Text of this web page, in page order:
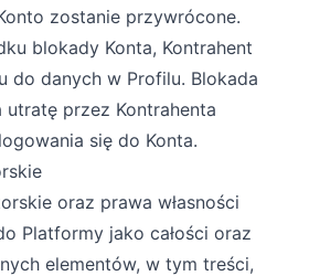
zostanie przywrócone.
blokady Konta, Kontrahent
do danych w Profilu. Blokada
utratę przez Kontrahenta
się do Konta.
oraz prawa własności
Platformy jako całości oraz
elementów, w tym treści,